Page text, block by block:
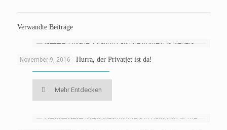
Verwandte Beiträge
November 9, 2016
Fliegen mit Netjets: Hurra, der Privatjet ist da!
Mehr Entdecken